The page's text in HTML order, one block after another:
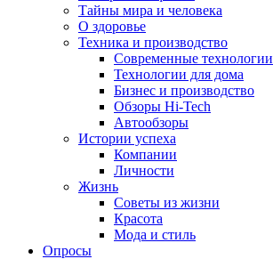
Тайны мира и человека
О здоровье
Техника и производство
Современные технологии
Технологии для дома
Бизнес и производство
Обзоры Hi-Tech
Автообзоры
Истории успеха
Компании
Личности
Жизнь
Советы из жизни
Красота
Мода и стиль
Опросы